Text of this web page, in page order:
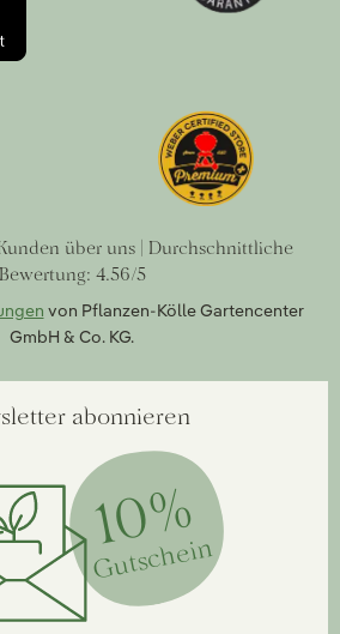
über uns | Durchschnittliche
Bewertung: 4.56/5
von Pflanzen-Kölle Gartencenter
GmbH & Co. KG.
abonnieren
10%
Gutschein